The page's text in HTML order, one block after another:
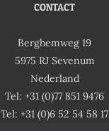
CONTACT
Berghemweg 19
5975 RJ Sevenum
Nederland
Tel: +31 (0)77 851 9476
Tel: +31 (0)6 52 54 58 17